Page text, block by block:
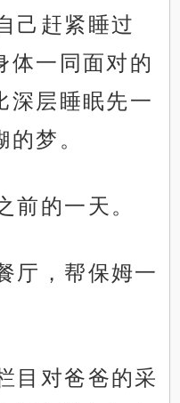
己赶紧睡过
体一同面对的
深层睡眠先一
梦。
前的一天。
厅，帮保姆一
目对爸爸的采